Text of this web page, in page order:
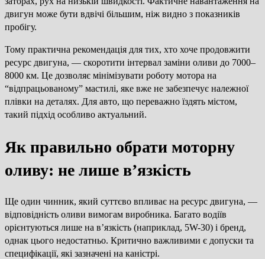
двигун може бути вдвічі більшим, ніж видно з показників
пробігу.
Тому практична рекомендація для тих, хто хоче продовжити
ресурс двигуна, — скоротити інтервал заміни оливи до 7000–
8000 км. Це дозволяє мінімізувати роботу мотора на
“відпрацьованому” мастилі, яке вже не забезпечує належної
плівки на деталях. Для авто, що переважно їздять містом,
такий підхід особливо актуальний.
Як правильно обрати моторну
оливу: не лише в’язкість
Ще один чинник, який суттєво впливає на ресурс двигуна, —
відповідність оливи вимогам виробника. Багато водіїв
орієнтуються лише на в’язкість (наприклад, 5W-30) і бренд,
однак цього недостатньо. Критично важливими є допуски та
специфікації, які зазначені на каністрі.